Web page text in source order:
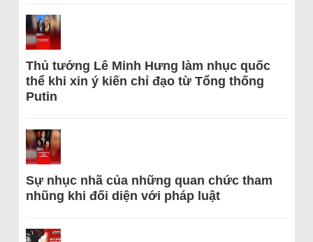
Thủ tướng Lê Minh Hưng làm nhục quốc
thể khi xin ý kiến chỉ đạo từ Tổng thống
Putin
Sự nhục nhã của những quan chức tham
nhũng khi đối diện với pháp luật